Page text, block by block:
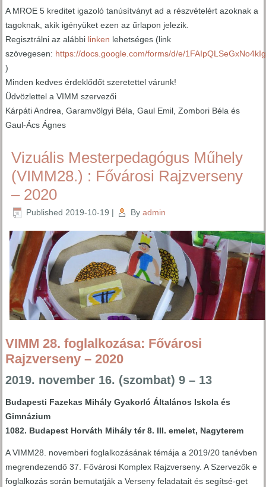
A MROE 5 kreditet igazoló tanúsítványt ad a részvételért azoknak a
tagoknak, akik igényüket ezen az űrlapon jelezik.
Regisztrálni az alábbi linken lehetséges (link
szövegesen: https://docs.google.com/forms/d/e/
)
Minden kedves érdeklődőt szeretettel várunk!
Üdvözlettel a VIMM szervezői
Kárpáti Andrea, Garamvölgyi Béla, Gaul Emil, Zombori Béla és
Gaul-Ács Ágnes
Vizuális Mesterpedagógus Műhely
(VIMM28.) : Fővárosi Rajzverseny
– 2020
Published 2019-10-19 | By admin
VIMM 28. foglalkozása: Fővárosi
Rajzverseny – 2020
2019. november 16. (szombat) 9 – 13
Budapesti Fazekas Mihály Gyakorló Általános Iskola és
Gimnázium
1082. Budapest Horváth Mihály tér 8. III. emelet, Nagyterem
A VIMM28. novemberi foglalkozásának témája a 2019/20 tanévben
megrendezendő 37. Fővárosi Komplex Rajzverseny. A Szervezők e
foglalkozás során bemutatják a Verseny feladatait és segítsé-get